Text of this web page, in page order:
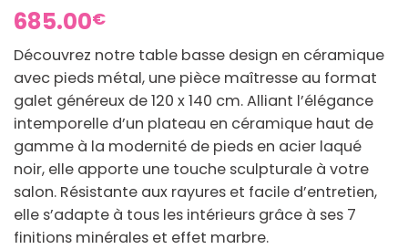
685.00€
Découvrez notre table basse design en céramique
avec pieds métal, une pièce maîtresse au format
galet généreux de 120 x 140 cm. Alliant l’élégance
intemporelle d’un plateau en céramique haut de
gamme à la modernité de pieds en acier laqué
noir, elle apporte une touche sculpturale à votre
salon. Résistante aux rayures et facile d’entretien,
elle s’adapte à tous les intérieurs grâce à ses 7
finitions minérales et effet marbre.